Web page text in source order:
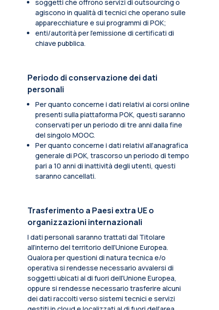
soggetti che offrono servizi di outsourcing o
agiscono in qualità di tecnici che operano sulle
apparecchiature e sui programmi di POK;
enti/autorità per l'emissione di certificati di
chiave pubblica.
Periodo di conservazione dei dati
personali
Per quanto concerne i dati relativi ai corsi online
presenti sulla piattaforma POK, questi saranno
conservati per un periodo di tre anni dalla fine
del singolo MOOC.
Per quanto concerne i dati relativi all’anagrafica
generale di POK, trascorso un periodo di tempo
pari a 10 anni di inattività degli utenti, questi
saranno cancellati.
Trasferimento a Paesi extra UE o
organizzazioni internazionali
I dati personali saranno trattati dal Titolare
all’interno del territorio dell’Unione Europea.
Qualora per questioni di natura tecnica e/o
operativa si rendesse necessario avvalersi di
soggetti ubicati al di fuori dell’Unione Europea,
oppure si rendesse necessario trasferire alcuni
dei dati raccolti verso sistemi tecnici e servizi